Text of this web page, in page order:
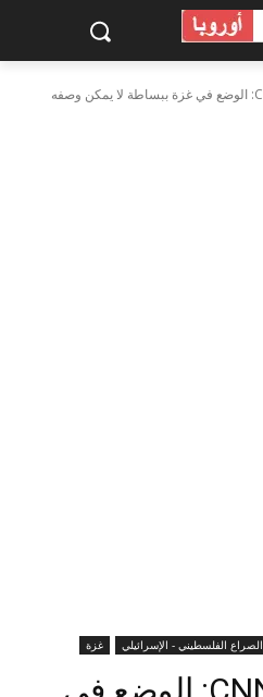
حسام زملط لـCNN: الوضع في غزة ببساطة لا يمكن وصفه
الصراع الفلسطيني - الإسرائيلي غزة